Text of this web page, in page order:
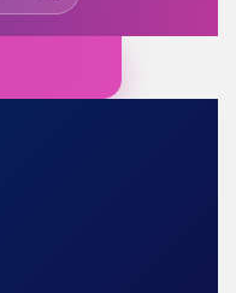
3 กรกฎาคม 2026